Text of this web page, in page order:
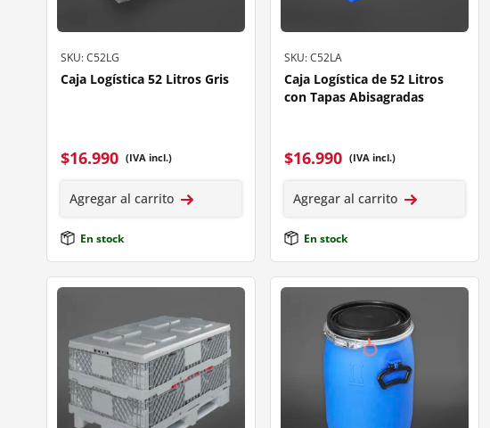
SKU: C52LG
Caja Logística 52 Litros Gris
$16.990 (IVA incl.)
Agregar al carrito
En stock
SKU: C52LA
Caja Logística de 52 Litros
con Tapas Abisagradas
$16.990 (IVA incl.)
Agregar al carrito
En stock